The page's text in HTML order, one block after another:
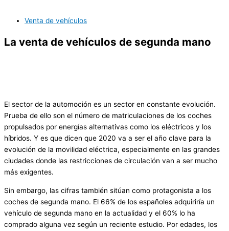
Venta de vehículos
La venta de vehículos de segunda mano
El sector de la automoción es un sector en constante evolución.
Prueba de ello son el número de matriculaciones de los coches
propulsados por energías alternativas como los eléctricos y los
híbridos. Y es que dicen que 2020 va a ser el año clave para la
evolución de la movilidad eléctrica, especialmente en las grandes
ciudades donde las restricciones de circulación van a ser mucho
más exigentes.
Sin embargo, las cifras también sitúan como protagonista a los
coches de segunda mano. El 66% de los españoles adquiriría un
vehículo de segunda mano en la actualidad y el 60% lo ha
comprado alguna vez según un reciente estudio. Por edades, los